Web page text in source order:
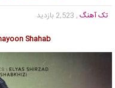
تک آهنگ , 2,523 بازدید
Shahab